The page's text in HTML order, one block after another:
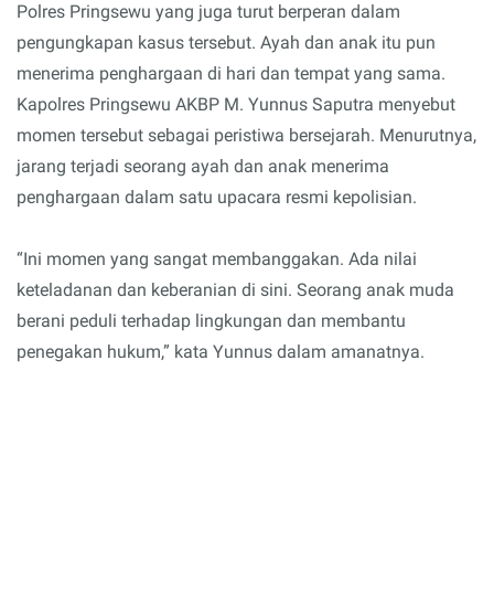
Polres Pringsewu yang juga turut berperan dalam
pengungkapan kasus tersebut. Ayah dan anak itu pun
menerima penghargaan di hari dan tempat yang sama.
Kapolres Pringsewu AKBP M. Yunnus Saputra menyebut
momen tersebut sebagai peristiwa bersejarah. Menurutnya,
jarang terjadi seorang ayah dan anak menerima
penghargaan dalam satu upacara resmi kepolisian.
“Ini momen yang sangat membanggakan. Ada nilai
keteladanan dan keberanian di sini. Seorang anak muda
berani peduli terhadap lingkungan dan membantu
penegakan hukum,” kata Yunnus dalam amanatnya.